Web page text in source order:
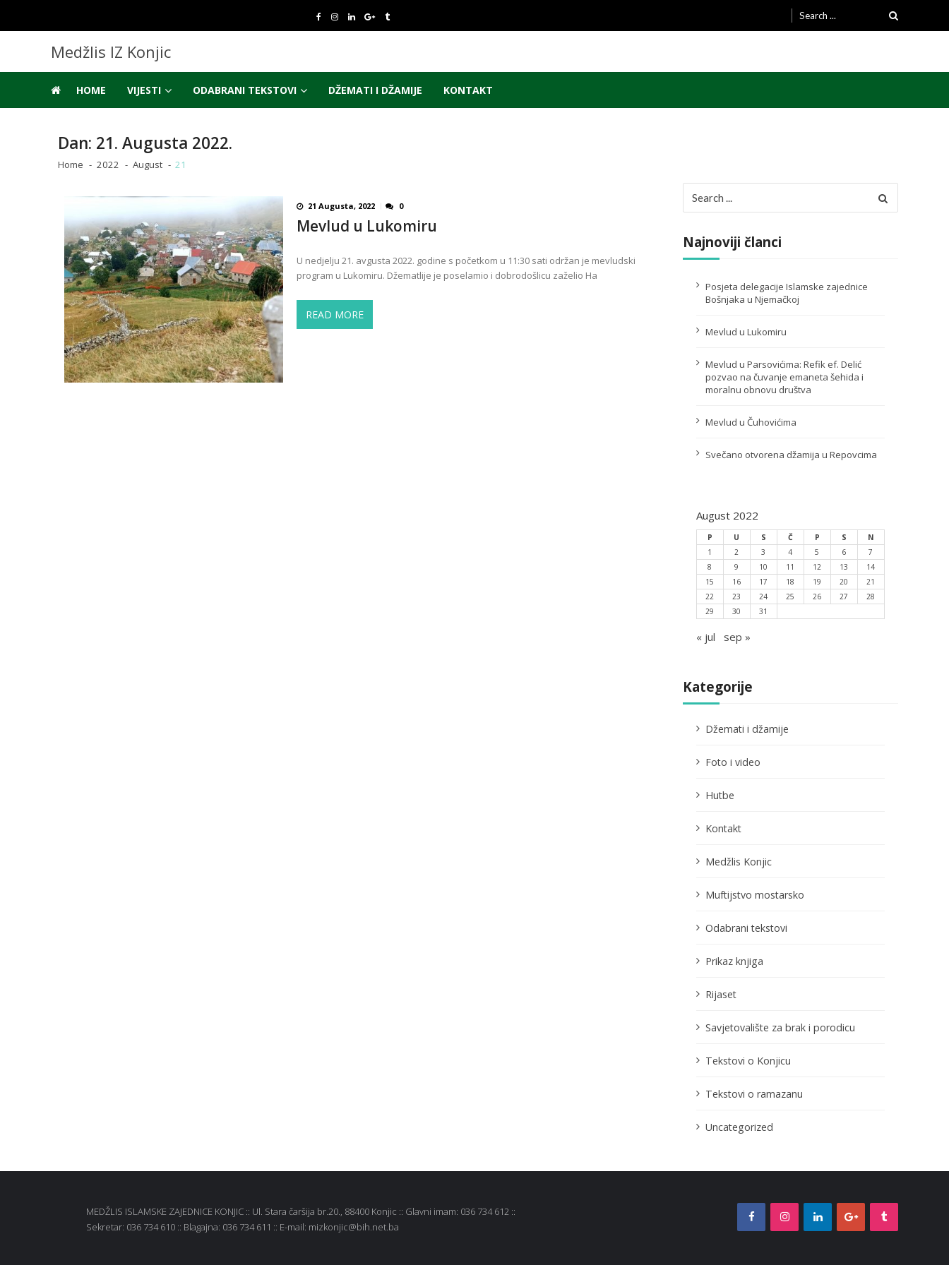
navigation
content
Search
for:
Medžlis IZ Konjic
HOME VIJESTI ODABRANI TEKSTOVI DŽEMATI I DŽAMIJE KONTAKT
Dan: 21. Augusta 2022.
Home 2022 August 21
21 Augusta, 2022 0
Mevlud u Lukomiru
U nedjelju 21. avgusta 2022. godine s početkom u 11:30 sati održan je mevludski
program u Lukomiru. Džematlije je poselamio i dobrodošlicu zaželio Ha
READ MORE
for:
Najnoviji članci
Posjeta delegacije Islamske zajednice
Bošnjaka u Njemačkoj
Mevlud u Lukomiru
Mevlud u Parsovićima: Refik ef. Delić
pozvao na čuvanje emaneta šehida i
moralnu obnovu društva
Mevlud u Čuhovićima
Svečano otvorena džamija u Repovcima
August 2022
P U S Č P S
N
1
2 3 4 5 6
7
8
9 10 11 12 13
14
15
16 17 18 19 20
21
22
23 24 25 26 27
28
29
30 31
« jul sep »
Kategorije
Džemati i džamije
Foto i video
Hutbe
Kontakt
Medžlis Konjic
Muftijstvo mostarsko
Odabrani tekstovi
Prikaz knjiga
Rijaset
Savjetovalište za brak i porodicu
Tekstovi o Konjicu
Tekstovi o ramazanu
Uncategorized
MEDŽLIS ISLAMSKE ZAJEDNICE KONJIC :: Ul. Stara čaršija br.20., 88400 Konjic :: Glavni imam: 036 734 612 ::
Sekretar: 036 734 610 :: Blagajna: 036 734 611 :: E-mail: mizkonjic@bih.net.ba